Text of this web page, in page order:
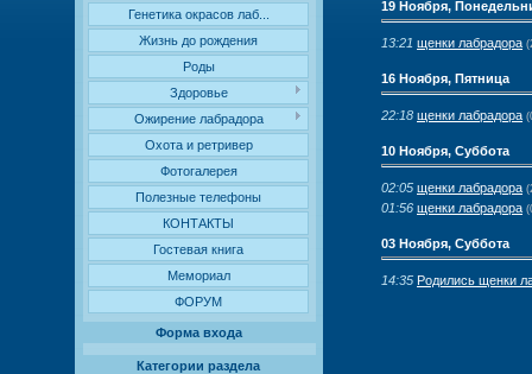
Генетика окрасов лаб...
Жизнь до рождения
Роды
Здоровье
Ожирение лабрадора
Охота и ретривер
Фотогалерея
Полезные телефоны
КОНТАКТЫ
Гостевая книга
Мемориал
ФОРУМ
Форма входа
Категории раздела
19 Ноября,
13:21 щенки лабрадора
16 Ноября, Пятница
22:18 щенки лабрадора
10 Ноября, Суббота
02:05 щенки лабрадора
01:56 щенки лабрадора
03 Ноября, Суббота
14:35 Родились щенки